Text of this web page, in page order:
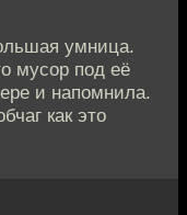
умница.
мусор под её
и напомнила.
как это